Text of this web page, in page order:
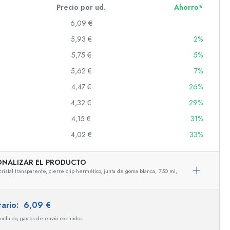
Precio por ud.
Ahorro*
6,09 €
5,93 €
2%
5,75 €
5%
5,62 €
7%
4,47 €
26%
4,32 €
29%
4,15 €
31%
4,02 € 33%
EL PRODUCTO
transparente, cierre clip hermético, junta de goma blanca, 750 ml,
6,09 €
gastos de envío excluidos